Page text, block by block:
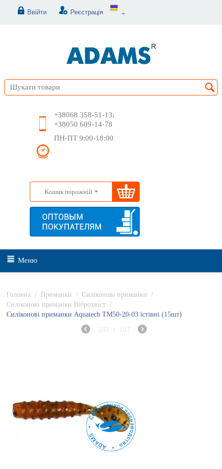
Ввійти Реєстрація
+38068 358-51-13;
+38050 609-14-78
ПН-ПТ 9:00-18:00
Кошик порожній
Меню
Головна / Приманки / Силіконові приманки
/
Силіконові приманки Віброхвіст /
Силіконові приманки Aquatech ТМ50-20-03 їстівні (15шт)
189 з 197